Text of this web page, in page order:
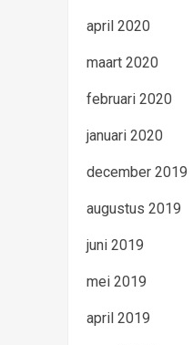
april 2020
maart 2020
februari 2020
januari 2020
december 2019
augustus 2019
juni 2019
mei 2019
april 2019